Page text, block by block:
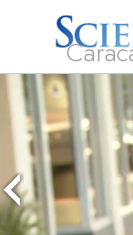
L. Ronald
Hubbard